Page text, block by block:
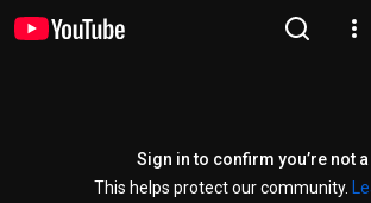
Sign in to confirm you’re not
This helps protect our community.